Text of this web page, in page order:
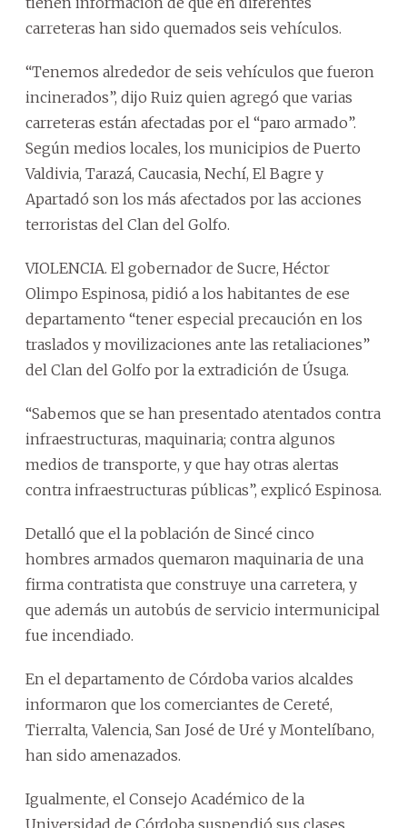
carreteras han sido quemados seis vehículos.
“Tenemos alrededor de seis vehículos que fueron
incinerados”, dijo Ruiz quien agregó que varias
carreteras están afectadas por el “paro armado”.
Según medios locales, los municipios de Puerto
Valdivia, Tarazá, Caucasia, Nechí, El Bagre y
Apartadó son los más afectados por las acciones
terroristas del Clan del Golfo.
VIOLENCIA. El gobernador de Sucre, Héctor
Olimpo Espinosa, pidió a los habitantes de ese
departamento “tener especial precaución en los
traslados y movilizaciones ante las retaliaciones”
del Clan del Golfo por la extradición de Úsuga.
“Sabemos que se han presentado atentados contra
infraestructuras, maquinaria; contra algunos
medios de transporte, y que hay otras alertas
contra infraestructuras públicas”, explicó Espinosa.
Detalló que el la población de Sincé cinco
hombres armados quemaron maquinaria de una
firma contratista que construye una carretera, y
que además un autobús de servicio intermunicipal
fue incendiado.
En el departamento de Córdoba varios alcaldes
informaron que los comerciantes de Cereté,
Tierralta, Valencia, San José de Uré y Montelíbano,
han sido amenazados.
Igualmente, el Consejo Académico de la
Universidad de Córdoba suspendió sus clases